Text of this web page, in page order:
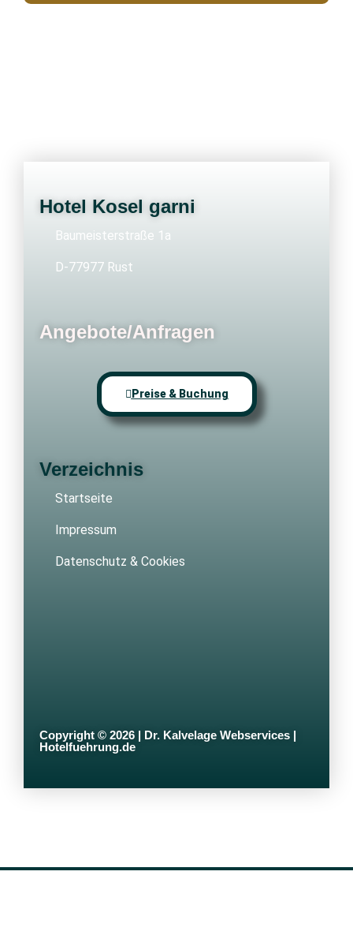
Hotel Kosel garni
Baumeisterstraße 1a
D-77977 Rust
Angebote/Anfragen
Preise & Buchung
Verzeichnis
Startseite
Impressum
Datenschutz & Cookies
Copyright © 2026 | Dr. Kalvelage Webservices |
Hotelfuehrung.de